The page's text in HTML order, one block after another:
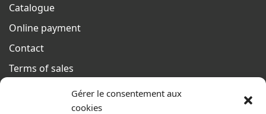
Gérer le consentement aux
cookies
Catalogue
Online payment
Contact
Terms of sales
From monday to thursday
From 8h to 12h30 and from 13h30 to 17h20